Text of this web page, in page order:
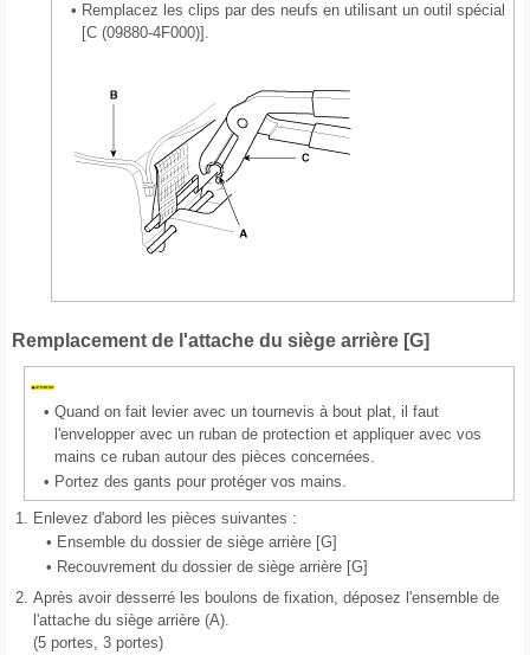
• Remplacez les clips par des neufs en utilisant un outil spécial
[C (09880-4F000)].
Remplacement de l'attache du siège arrière [G]
• Quand on fait levier avec un tournevis à bout plat, il faut
l'envelopper avec un ruban de protection et appliquer avec vos
mains ce ruban autour des pièces concernées.
• Portez des gants pour protéger vos mains.
1. Enlevez d'abord les pièces suivantes :
• Ensemble du dossier de siège arrière [G]
• Recouvrement du dossier de siège arrière [G]
2. Après avoir desserré les boulons de fixation, déposez l'ensemble de
l'attache du siège arrière (A).
(5 portes, 3 portes)